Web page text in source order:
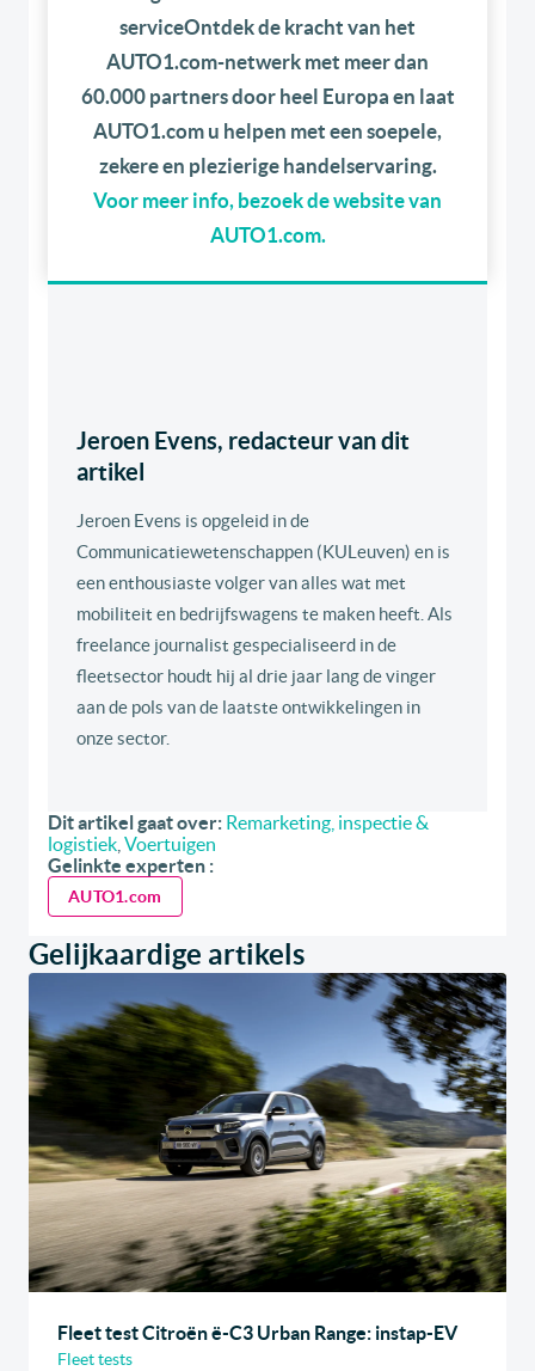
serviceOntdek de kracht van het
AUTO1.com-netwerk met meer dan
60.000 partners door heel Europa en laat
AUTO1.com u helpen met een soepele,
zekere en plezierige handelservaring.
Voor meer info, bezoek de website van
AUTO1.com.
Jeroen Evens, redacteur van dit
artikel
Jeroen Evens is opgeleid in de
Communicatiewetenschappen (KULeuven) en is
een enthousiaste volger van alles wat met
mobiliteit en bedrijfswagens te maken heeft. Als
freelance journalist gespecialiseerd in de
fleetsector houdt hij al drie jaar lang de vinger
aan de pols van de laatste ontwikkelingen in
onze sector.
Dit artikel gaat over: Remarketing, inspectie &
logistiek Voertuigen
Gelinkte experten :
AUTO1.com
Gelijkaardige artikels
Fleet test Citroën ë-C3 Urban Range: instap-EV
Fleet tests